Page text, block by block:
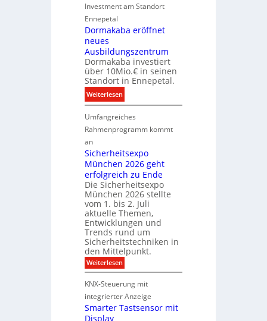
k
n
p
r
t
n
e
r
b
e
i
D
T
T
e
c
h
n
o
l
o
g
e
s
i
i
a
l
e
B
r
a
n
d
r
ü
h
e
s
t
e
r
k
e
n
u
n
g
Investment am Standort
Ennepetal
Dormakaba eröffnet
neues
Ausbildungszentrum
Dormakaba investiert
über 10Mio.€ in seinen
Standort in Ennepetal.
Weiterlesen:
D
o
r
a
k
a
b
a
e
r
ö
f
f
n
e
t
n
e
Umfangreiches
Rahmenprogramm kommt
an
Sicherheitsexpo
München 2026 geht
erfolgreich zu Ende
Die Sicherheitsexpo
München 2026 stellte
vom 1. bis 2. Juli
aktuelle Themen,
Entwicklungen und
Trends rund um
Sicherheitstechniken in
den Mittelpunkt.
Weiterlesen:
S
c
h
e
r
KNX-Steuerung mit
integrierter Anzeige
Smarter Tastsensor mit
Display